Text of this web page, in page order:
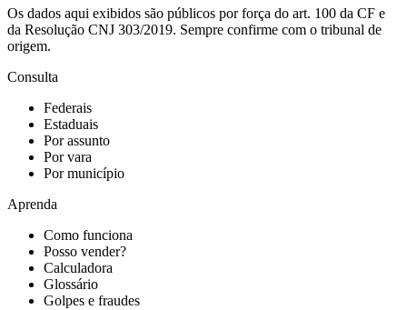
Os dados aqui exibidos são públicos por força do art. 100 da CF e
da Resolução CNJ 303/2019. Sempre confirme com o tribunal de
origem.
Consulta
Federais
Estaduais
Por assunto
Por vara
Por município
Aprenda
Como funciona
Posso vender?
Calculadora
Glossário
Golpes e fraudes